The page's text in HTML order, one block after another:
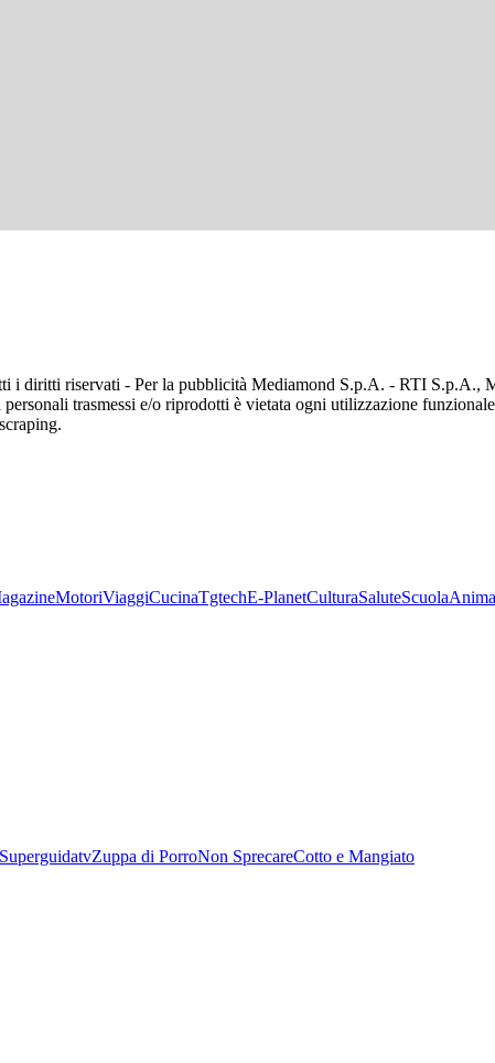
i diritti riservati - Per la pubblicità Mediamond S.p.A. - RTI S.p.A.,
trasmessi e/o riprodotti è vietata ogni utilizzazione
MotoriViaggiCucinaTgtechE-PlanetCulturaSaluteScuola
SuperguidatvZuppa di PorroNon SprecareCotto e Mangiato